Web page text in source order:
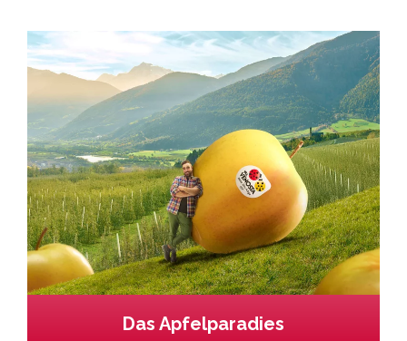
Das Apfelparadies